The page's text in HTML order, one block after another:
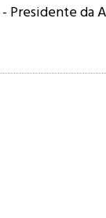
- Presidente da